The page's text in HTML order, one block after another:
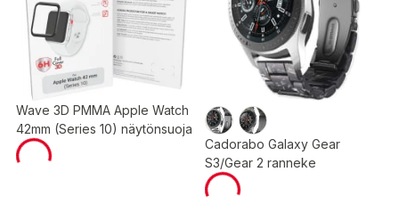
Wave 3D PMMA Apple Watch
42mm (Series 10) näytönsuoja
Cadorabo Galaxy Gear
S3/Gear 2 ranneke